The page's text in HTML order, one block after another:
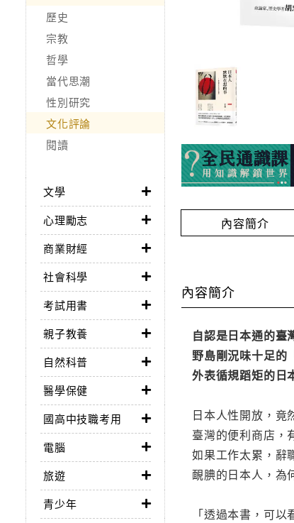
歷史
宗教
哲學
當代思潮
性別研究
文化評論
閱讀
文學
心理勵志
商業財經
社會科學
考試用書
親子教養
自然科普
醫學保健
國高中技職考用
電腦
旅遊
青少年
內容簡介
內容簡介
自認是日本通的臺
野島剛況味十足的
外表循規蹈矩的日
日本人性開放，竟
臺灣的便利商店，
如果工作太累，辭
靦腆的日本人，為
「透過本書，可